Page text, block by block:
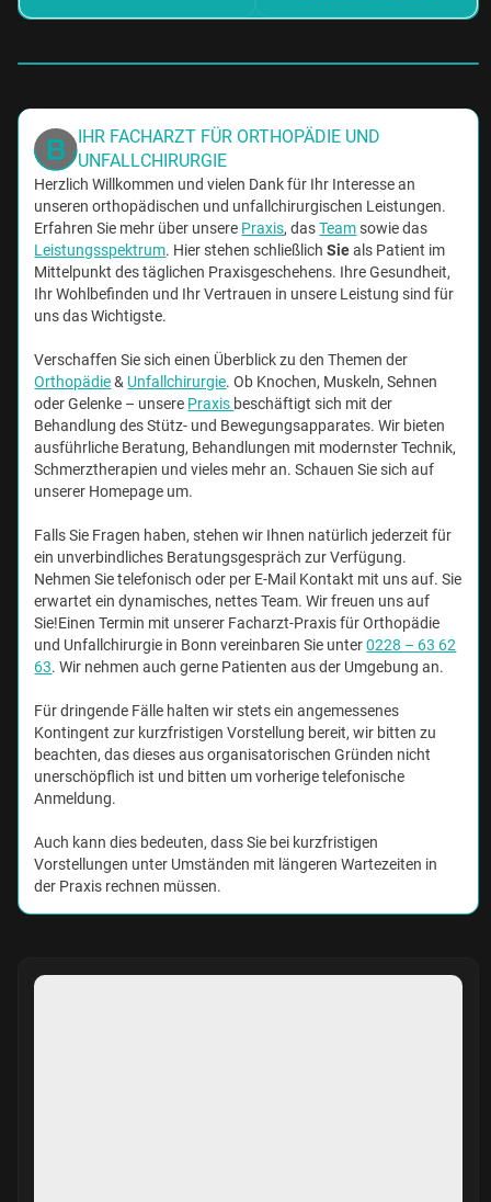
IHR FACHARZT FÜR ORTHOPÄDIE UND
UNFALLCHIRURGIE
Herzlich Willkommen und vielen Dank für Ihr Interesse an
unseren orthopädischen und unfallchirurgischen Leistungen.
Erfahren Sie mehr über unsere Praxis, dasTeamsowie das
Leistungsspektrum. Hier stehen schließlichSieals Patient im
Mittelpunkt des täglichen Praxisgeschehens. Ihre Gesundheit,
Ihr Wohlbefinden und Ihr Vertrauen in unsere Leistung sind für
uns das Wichtigste.
Verschaffen Sie sich einen Überblick zu den Themen der
Orthopädie& Unfallchirurgie. Ob Knochen, Muskeln, Sehnen
oder Gelenke – unsere Praxis beschäftigt sich mit der
Behandlung des Stütz- und Bewegungsapparates. Wir bieten
ausführliche Beratung, Behandlungen mit modernster Technik,
Schmerztherapien und vieles mehr an. Schauen Sie sich auf
unserer Homepage um.
Falls Sie Fragen haben, stehen wir Ihnen natürlich jederzeit für
ein unverbindliches Beratungsgespräch zur Verfügung.
Nehmen Sie telefonisch oder per E-Mail Kontakt mit uns auf. Sie
erwartet ein dynamisches, nettes Team. Wir freuen uns auf
Sie!Einen Termin mit unserer Facharzt-Praxis für Orthopädie
und Unfallchirurgie in Bonn vereinbaren Sie unter0228 – 63 62
63. Wir nehmen auch gerne Patienten aus der Umgebung an.
Für dringende Fälle halten wir stets ein angemessenes
Kontingent zur kurzfristigen Vorstellung bereit, wir bitten zu
beachten, das dieses aus organisatorischen Gründen nicht
unerschöpflich ist und bitten um vorherige telefonische
Anmeldung.
Auch kann dies bedeuten, dass Sie bei kurzfristigen
Vorstellungen unter Umständen mit längeren Wartezeiten in
der Praxis rechnen müssen.